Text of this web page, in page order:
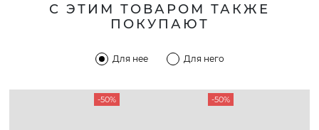
С ЭТИМ ТОВАРОМ ТАКЖЕ
ПОКУПАЮТ
Для нее Для него
-50% -50%